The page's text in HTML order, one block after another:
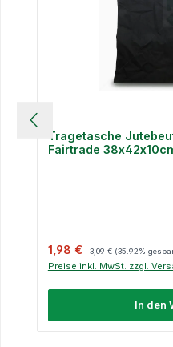
Tragetasche
Fairtrade
Verkaufspreis:
1,98 € 3,09 € (35.92%
Preise inkl. MwSt. zzgl.
In den